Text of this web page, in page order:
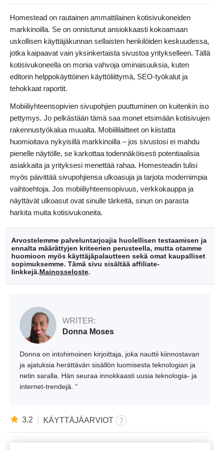
Homestead on rautainen ammattilainen kotisivukoneiden
markkinoilla. Se on onnistunut ansiokkaasti kokoamaan
uskollisen käyttäjäkunnan sellaisten henkilöiden keskuudessa,
jotka kaipaavat vain yksinkertaista sivustoa yritykselleen. Tällä
kotisivukoneella on monia vahvoja ominaisuuksia, kuten
editorin helppokäyttöinen käyttöliittymä, SEO-työkalut ja
tehokkaat raportit.
Mobiiliyhteensopivien sivupohjien puuttuminen on kuitenkin iso
pettymys. Jo pelkästään tämä saa monet etsimään kotisivujen
rakennustyökalua muualta. Mobiililaitteet on kiistatta
huomioitava nykyisillä markkinoilla – jos sivustosi ei mahdu
pienelle näytölle, se karkottaa todennäköisesti potentiaalisia
asiakkaita ja yrityksesi menettää rahaa. Homesteadin tulisi
myös päivittää sivupohjiensa ulkoasuja ja tarjota modernimpia
vaihtoehtoja. Jos mobiiliyhteensopivuus, verkkokauppa ja
näyttävät ulkoasut ovat sinulle tärkeitä, sinun on parasta
harkita muita kotisivukoneita.
Arvostelemme palveluntarjoajia huolellisen testaamisen ja
ennalta määrättyjen kriteerien perusteella, mutta otamme
huomioon myös käyttäjäpalautteen sekä omat kaupalliset
sopimuksemme. Tämä sivu sisältää affiliate-
linkkejä.Mainosseloste.
WRITER:
Donna Moses
Donna on intohimoinen kirjoittaja, joka nauttii kiinnostavan
ja ajatuksia herättävän sisällön luomisesta teknologian ja
netin saralla. Hän seuraa innokkaasti uusia teknologia- ja
internet-trendejä. “
3.2 KÄYTTÄJÄARVIOT